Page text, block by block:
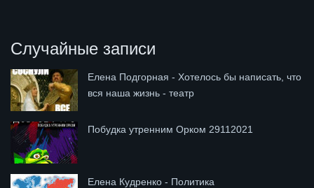
Случайные записи
Елена Подгорная - Хотелось бы написать, что
вся наша жизнь - театр
Побудка утренним Орком 29112021
Елена Кудренко - Политика